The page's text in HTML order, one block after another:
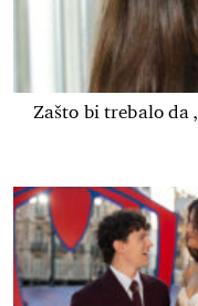
Zašto bi trebalo da